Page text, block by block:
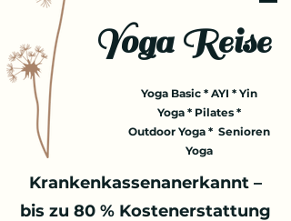
Yoga Reise
Yoga Basic * AYI * Yin
Yoga * Pilates *
Outdoor Yoga * Senioren
Yoga
Krankenkassenanerkannt –
bis zu 80 % Kostenerstattung